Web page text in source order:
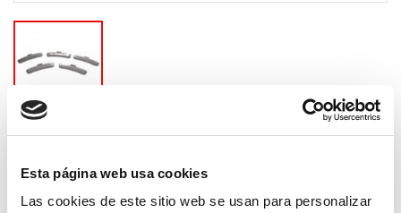
Esta página web usa cookies
Las cookies de este sitio web se usan para personalizar
PLOMOS - CONTRAPESAS PARA
LLANTAS DE HIERRO DE 5 GRAMOS
CAJA DE 100 UNIDADES · HI-5